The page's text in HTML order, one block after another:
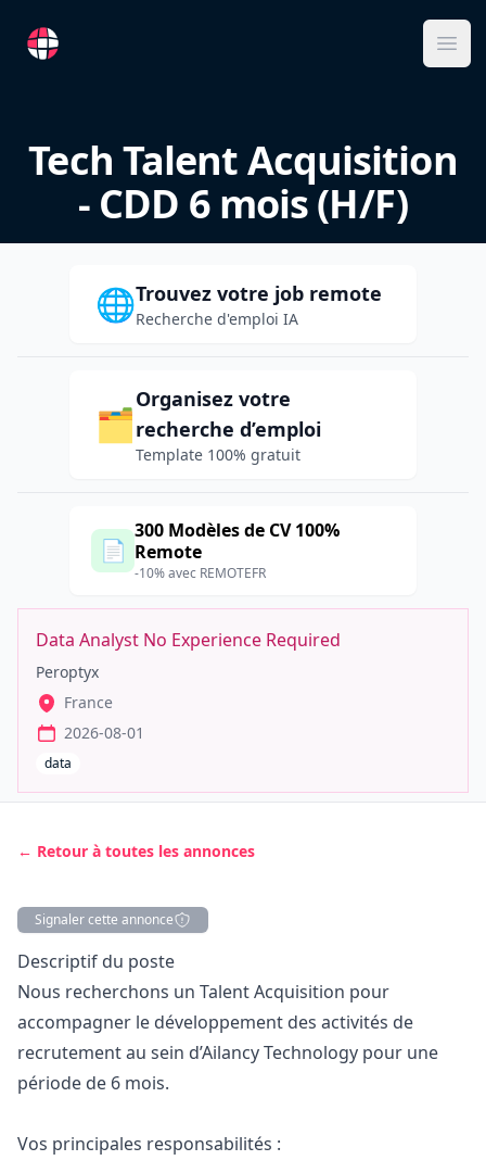
RemoteFR
Tech Talent Acquisition
- CDD 6 mois (H/F)
🌐Trouvez votre job remote
Recherche d'emploi IA
🗂️
Organisez votre
recherche d’emploi
Template 100% gratuit
📄
300 Modèles de CV 100%
Remote
-10% avec REMOTEFR
Data Analyst No Experience Required
Peroptyx
France
2026-08-01
data
← Retour à toutes les annonces
Signaler cette annonce
Description
Descriptif du poste
Nous recherchons un Talent Acquisition pour
accompagner le développement des activités de
recrutement au sein d’Ailancy Technology pour une
période de 6 mois.
Vos principales responsabilités :